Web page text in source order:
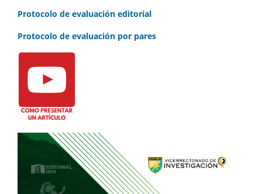
Protocolo de evaluación editorial
Protocolo de evaluación por pares